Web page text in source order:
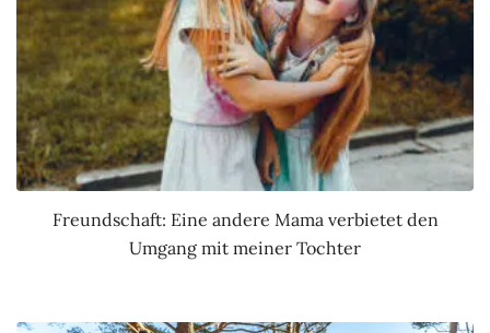
Freundschaft: Eine andere Mama verbietet den
Umgang mit meiner Tochter